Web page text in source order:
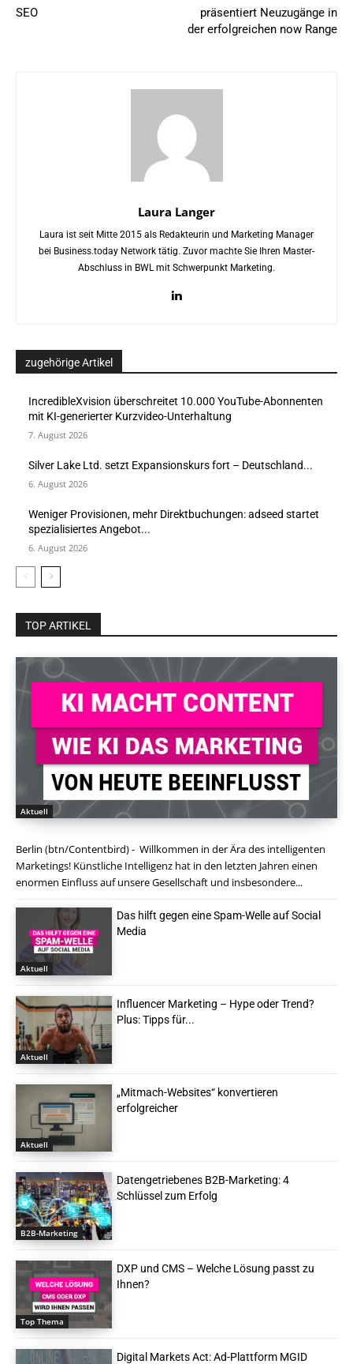
SEO
präsentiert Neuzugänge in
der erfolgreichen now Range
Laura Langer
Laura ist seit Mitte 2015 als Redakteurin und Marketing Manager
bei Business.today Network tätig. Zuvor machte Sie Ihren Master-
Abschluss in BWL mit Schwerpunkt Marketing.
zugehörige Artikel
IncredibleXvision überschreitet 10.000 YouTube-Abonnenten
mit KI-generierter Kurzvideo-Unterhaltung
7. August 2026
Silver Lake Ltd. setzt Expansionskurs fort – Deutschland...
6. August 2026
Weniger Provisionen, mehr Direktbuchungen: adseed startet
spezialisiertes Angebot...
6. August 2026
TOP ARTIKEL
Aktuell
Berlin (btn/Contentbird) - Willkommen in der Ära des intelligenten
Marketings! Künstliche Intelligenz hat in den letzten Jahren einen
enormen Einfluss auf unsere Gesellschaft und insbesondere...
Aktuell
Das hilft gegen eine Spam-Welle auf Social
Media
Aktuell
Influencer Marketing – Hype oder Trend?
Plus: Tipps für...
Aktuell
„Mitmach-Websites“ konvertieren
erfolgreicher
B2B-Marketing
Datengetriebenes B2B-Marketing: 4
Schlüssel zum Erfolg
Top Thema
DXP und CMS – Welche Lösung passt zu
Ihnen?
Digital Markets Act: Ad-Plattform MGID